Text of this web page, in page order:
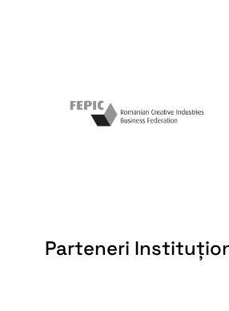
Parteneri